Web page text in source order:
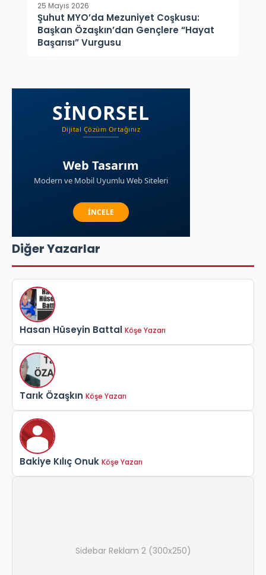
25 Mayıs 2026
Şuhut MYO’da Mezuniyet Coşkusu:
Başkan Özaşkın’dan Gençlere “Hayat
Başarısı” Vurgusu
Diğer Yazarlar
Hasan Hüseyin Battal Köşe Yazarı
Tarık Özaşkın Köşe Yazarı
Bakiye Kılıç Onuk Köşe Yazarı
Sidebar Reklam 2 (300x250)